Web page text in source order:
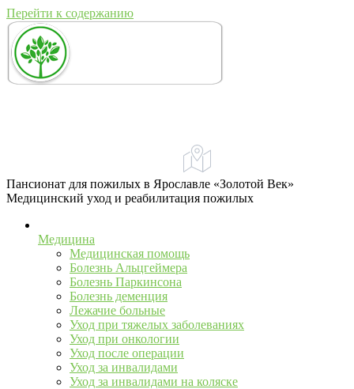
Перейти к содержанию
Ярославль, ул. Свободы, 71А
Пансионат для пожилых в Ярославле «Золотой Век»
Медицинский уход и реабилитация пожилых
Медицина
Медицинская помощь
Болезнь Альцгеймера
Болезнь Паркинсона
Болезнь деменция
Лежачие больные
Уход при тяжелых заболеваниях
Уход при онкологии
Уход после операции
Уход за инвалидами
Уход за инвалидами на коляске